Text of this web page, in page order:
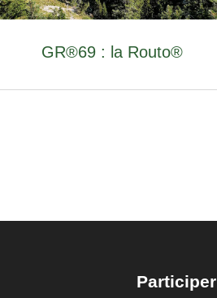
GR®69 : la Routo®
Participer